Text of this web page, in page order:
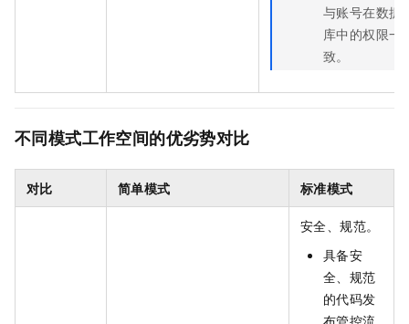
与账号在数据
库中的权限一
致。
不同模式工作空间的优劣势对比
对比 简单模式 标准模式
安全、规范。
具备安
全、规范
的代码发
布管控流